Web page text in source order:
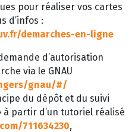
pour réaliser vos cartes
d’infos :
demarches-en-ligne
d’autorisation
via le GNAU
gnau/#/
du dépôt et du suivi
à partir d’un tutoriel réalisé
711634230,